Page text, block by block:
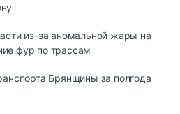
из-за аномальной жары на
фур по трассам
Брянщины за полгода